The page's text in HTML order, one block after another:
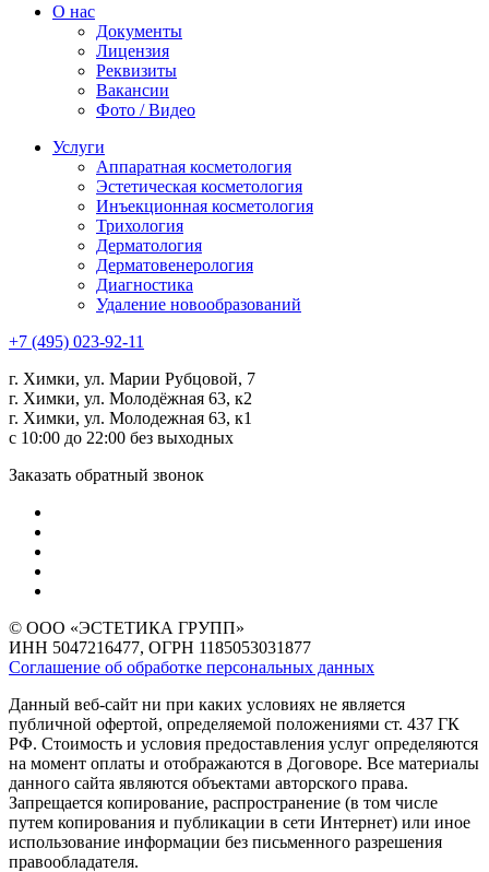
О нас
Документы
Лицензия
Реквизиты
Вакансии
Фото / Видео
Услуги
Аппаратная косметология
Эстетическая косметология
Инъекционная косметология
Трихология
Дермато­логия
Дерматовенерология
Диагностика
Удаление новообразований
+7 (495) 023-92-11
г. Химки, ул. Марии Рубцовой, 7
г. Химки, ул. Молодёжная 63, к2
г. Химки, ул. Молодежная 63, к1
с 10:00 до 22:00 без выходных
Заказать обратный звонок
© ООО «ЭСТЕТИКА ГРУПП»
ИНН 5047216477, ОГРН 1185053031877
Соглашение об обработке персональных данных
Данный веб-сайт ни при каких условиях не является
публичной офертой, определяемой положениями ст. 437 ГК
РФ. Стоимость и условия предоставления услуг определяются
на момент оплаты и отображаются в Договоре. Все материалы
данного сайта являются объектами авторского права.
Запрещается копирование, распространение (в том числе
путем копирования и публикации в сети Интернет) или иное
использование информации без письменного разрешения
правообладателя.